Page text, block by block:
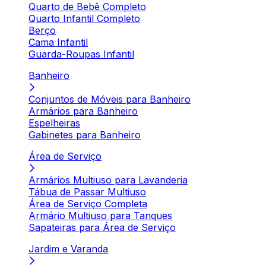
Quarto de Bebê Completo
Quarto Infantil Completo
Berço
Cama Infantil
Guarda-Roupas Infantil
Banheiro
Conjuntos de Móveis para Banheiro
Armários para Banheiro
Espelheiras
Gabinetes para Banheiro
Área de Serviço
Armários Multiuso para Lavanderia
Tábua de Passar Multiuso
Área de Serviço Completa
Armário Multiuso para Tanques
Sapateiras para Área de Serviço
Jardim e Varanda